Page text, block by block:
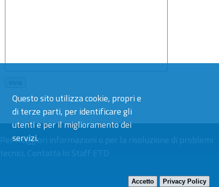
Questo sito utilizza cookie, propri e
di terze parti, per identificare gli
utenti e per il miglioramento dei
servizi.
Accetto Privacy Policy
Per maggiori informazioni o per la risoluzione di problemi
tecnici, Contatta lo Staff ETD